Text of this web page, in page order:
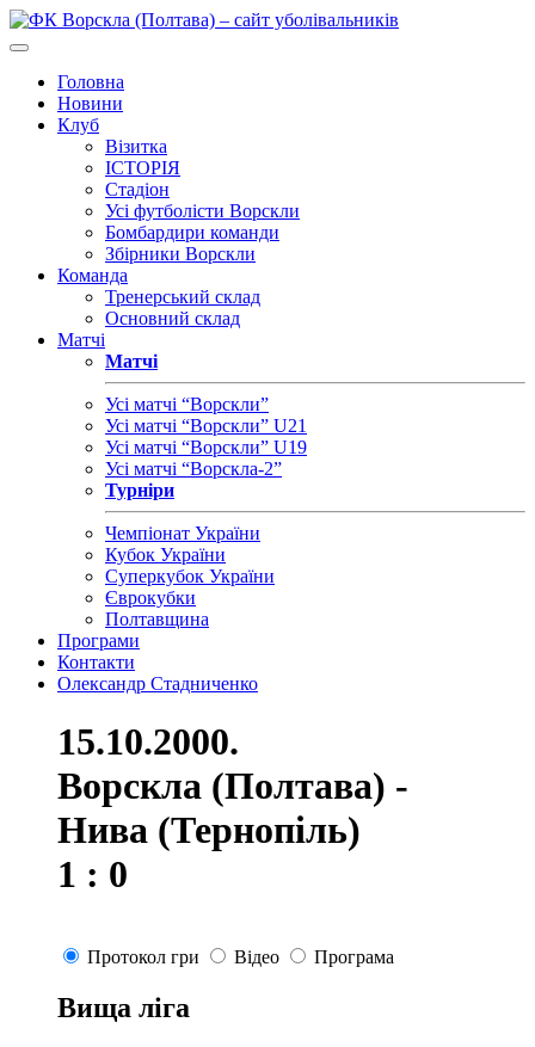
Головна
Новини
Клуб
Візитка
ІСТОРІЯ
Стадіон
Усі футболісти Ворскли
Бомбардири команди
Збірники Ворскли
Команда
Тренерський склад
Основний склад
Матчі
Матчі
Усі матчі “Ворскли”
Усі матчі “Ворскли” U21
Усі матчі “Ворскли” U19
Усі матчі “Ворскла-2”
Турніри
Чемпіонат України
Кубок України
Суперкубок України
Єврокубки
Полтавщина
Програми
Контакти
Олександр Стадниченко
15.10.2000.
Ворскла (Полтава) -
Нива (Тернопіль)
1 : 0
Протокол гри Відео Програма
Вища ліга